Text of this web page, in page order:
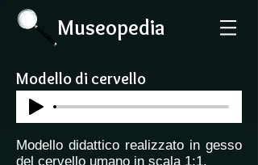
Museopedia
Modello di cervello
Modello didattico realizzato in gesso
del cervello umano in scala 1:1.